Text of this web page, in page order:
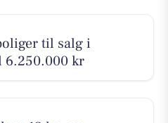
til salg i
kr